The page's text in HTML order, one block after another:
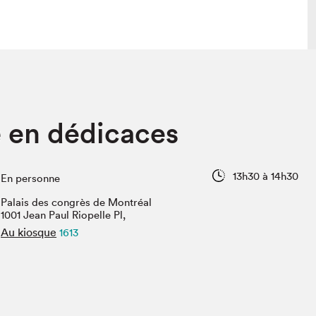
Salon
Traiteur
des
À propos
harcèlement
dédicaces
En personne
13h30 à 14h30
Palais des congrès de Montréal
1001 Jean Paul Riopelle Pl,
Au kiosque 1613